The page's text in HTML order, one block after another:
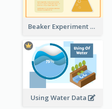
Beaker Experiment Data
Using Water Data